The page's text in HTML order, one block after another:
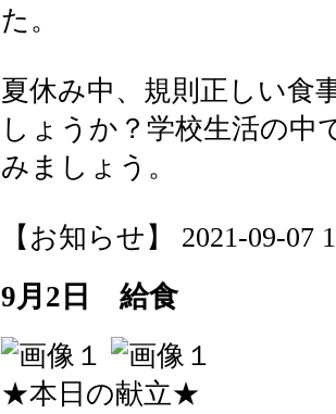
た。
夏休み中、規則正しい食
しょうか？学校生活の中
みましょう。
【お知らせ】 2021-09-07
9月2日 給食
★本日の献立★